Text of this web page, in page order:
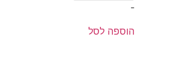
-
הוספה לסל